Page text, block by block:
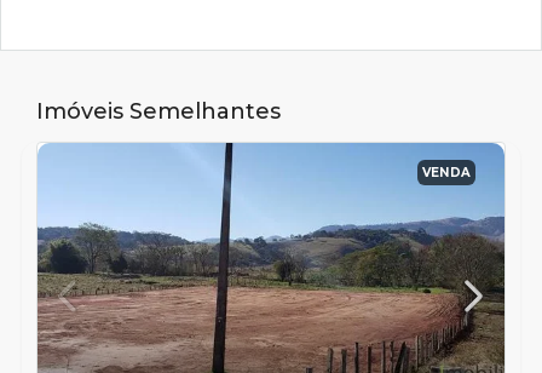
Imóveis Semelhantes
VENDA